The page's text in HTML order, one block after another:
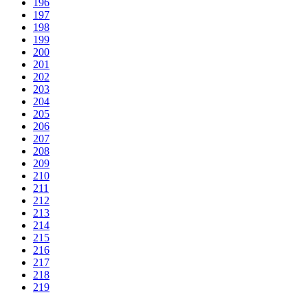
197
198
199
200
201
202
203
204
205
206
207
208
209
210
211
212
213
214
215
216
217
218
219